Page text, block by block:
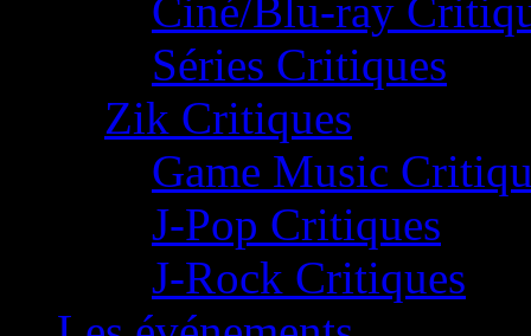
Ciné/Blu-ray
Séries Critiques
Zik Critiques
Game Music
J-Pop Critiques
J-Rock Critiques